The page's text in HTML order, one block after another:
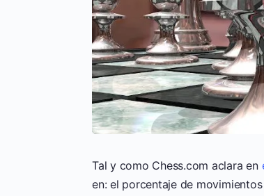
Tal y como Chess.com aclara en
en: el porcentaje de